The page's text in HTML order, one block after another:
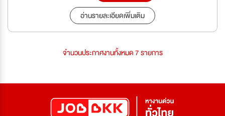
อ่านรายละเอียดเพิ่มเติม
จำนวนประกาศงานทั้งหมด 7 รายการ